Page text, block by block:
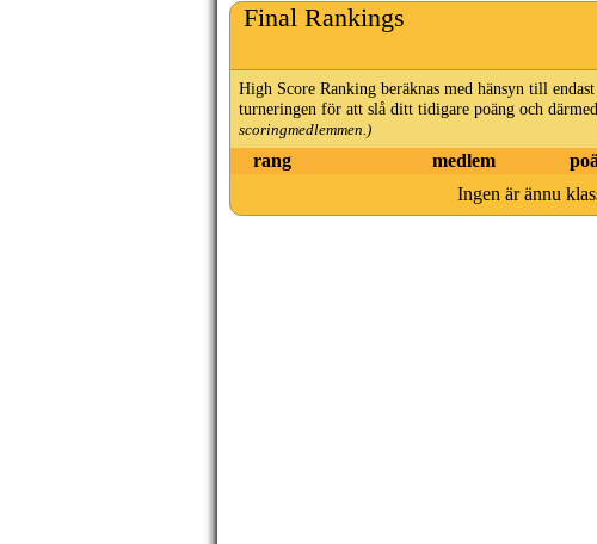
Final Rankings
High Score Ranking beräknas med hänsyn till
turneringen för att slå ditt tidigare poäng och
scoringmedlemmen.)
rang medlem
Ingen är ännu